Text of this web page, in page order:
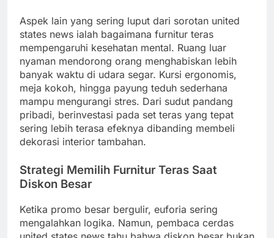
Aspek lain yang sering luput dari sorotan united
states news ialah bagaimana furnitur teras
mempengaruhi kesehatan mental. Ruang luar
nyaman mendorong orang menghabiskan lebih
banyak waktu di udara segar. Kursi ergonomis,
meja kokoh, hingga payung teduh sederhana
mampu mengurangi stres. Dari sudut pandang
pribadi, berinvestasi pada set teras yang tepat
sering lebih terasa efeknya dibanding membeli
dekorasi interior tambahan.
Strategi Memilih Furnitur Teras Saat
Diskon Besar
Ketika promo besar bergulir, euforia sering
mengalahkan logika. Namun, pembaca cerdas